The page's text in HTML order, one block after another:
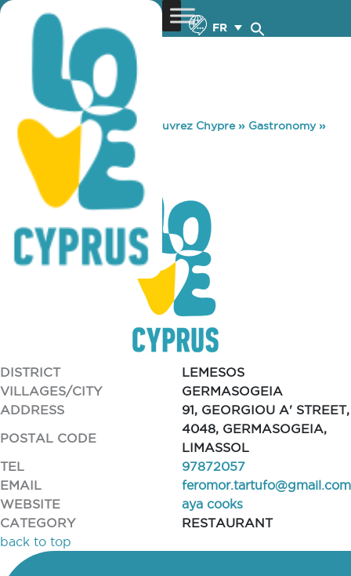
FR
You are here: Home »Découvrez Chypre» Gastronomy»
AYA COOKS
AYA COOKS
DISTRICT
LEMESOS
VILLAGES/CITY
GERMASOGEIA
ADDRESS
91, GEORGIOU A' STREET,
POSTAL CODE
4048, GERMASOGEIA,
LIMASSOL
TEL
97872057
EMAIL
feromor.tartufo@gmail.com
WEBSITE
aya cooks
CATEGORY
RESTAURANT
back to top